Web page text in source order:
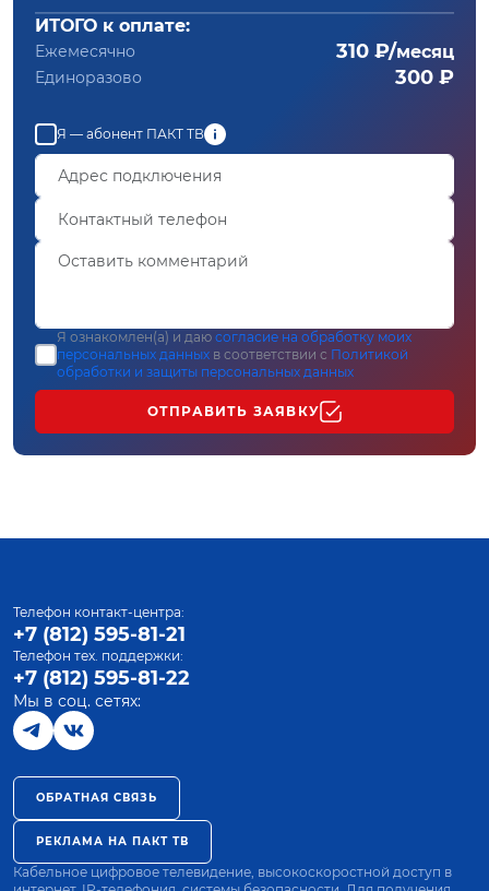
ИТОГО к оплате:
Ежемесячно 310 ₽/месяц
Единоразово 300 ₽
Я — абонент ПАКТ ТВ
Я ознакомлен(а) и даю согласие на обработку моих
персональных данных в соответствии с Политикой
обработки и защиты персональных данных
ОТПРАВИТЬ ЗАЯВКУ
Телефон контакт-центра:
+7 (812) 595-81-21
Телефон тех. поддержки:
+7 (812) 595-81-22
Мы в соц. сетях:
ОБРАТНАЯ СВЯЗЬ
РЕКЛАМА НА ПАКТ ТВ
Кабельное цифровое телевидение, высокоскоростной доступ в